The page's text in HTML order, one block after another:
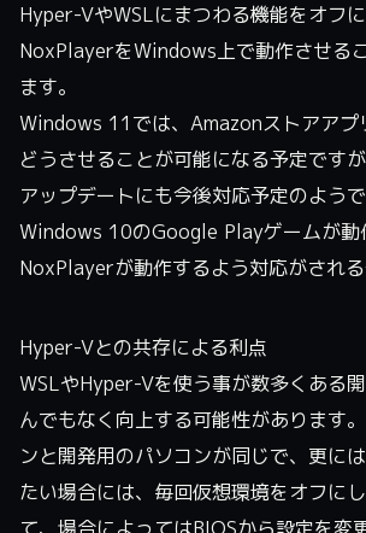
Hyper-VやWSLにまつわる機能をオフに
NoxPlayerをWindows上で動作させる
ます。
Windows 11では、Amazonストアア
どうさせることが可能になる予定です
アップデートにも今後対応予定のようで
Windows 10のGoogle Playゲームが動
NoxPlayerが動作するよう対応がされる
Hyper-Vとの共存による利点
WSLやHyper-Vを使う事が数多くある
んでもなく向上する可能性があります
ンと開発用のパソコンが同じで、更に
たい場合には、毎回仮想環境をオフに
て、場合によってはBIOSから設定を変